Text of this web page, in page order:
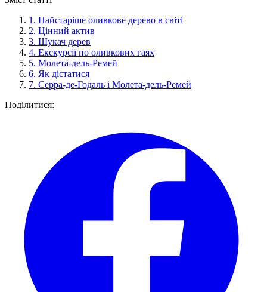
1. Найстаріше оливкове дерево в світі
2. Цінний актив
3. Шукач дерев
4. Екскурсії по оливкових гаях
5. Молета-дель-Ремей
6. Як дістатися
7. Серра-де-Годаль і Молета-дель-Ремей
Поділитися: